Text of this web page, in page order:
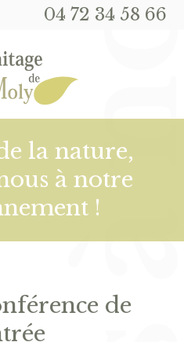
04 72 34 58 66
la nature,
à notre
!
de